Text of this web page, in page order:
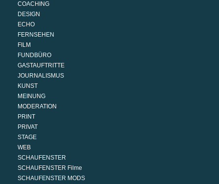
COACHING
DESIGN
ECHO
FERNSEHEN
FILM
FUNDBÜRO
GASTAUFTRITTE
JOURNALISMUS
KUNST
MEINUNG
MODERATION
PRINT
PRIVAT
STAGE
WEB
SCHAUFENSTER
SCHAUFENSTER Filme
SCHAUFENSTER MODS